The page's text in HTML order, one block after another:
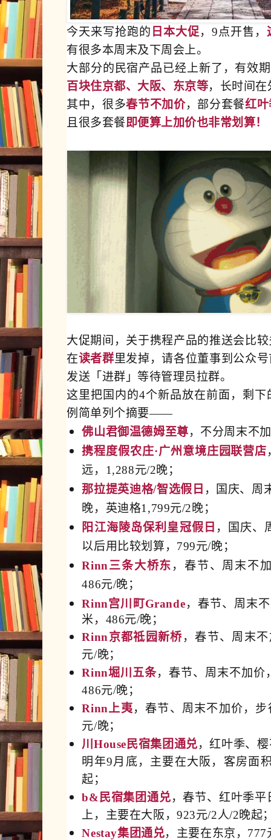
今天来写抢跑的 日本大促 ，9点开售，
有很多本周末及下周会上。
大部分的民宿产品已经上新了，有效
百块住京都、大阪、东京等，长时间
其中，很多春节不加价，部分套餐红
且很多套餐即便算上加价也非常划算！
大促期间，关于携程产品的推送会比
在读者群里发掉，请各位董事到公众
发送「进群」等待管理员拉群。
这里把国内的4个新品放在前面，剩
例简单列个摘要——
佛山君御温德姆至尊，不分周末不
携程度假农庄·广州意境庄园联营店
远，1,288元/2晚；
那拉提英迪格/智选假日 ，国庆、周
晚，英迪格1,799元/2晚；
阳江海陵岛保利皇冠假日 ，国庆、
以后用比较划算，799元/晚；
Rinn三条大桥东 ，春节、周末不
486元/晚；
Rinn宫川町Grande，春节、周末
米， 486元/晚；
Rinn京都祗园新桥，春节、周末
元/晚；
Rinn堀川五条，春节、周末不加价
486元/晚；
Rinn上夷，春节、周末不加价，
元/晚；
川House民宿集团通兑，红叶季、
明年9月底，主要在大阪，客房面
起；
b&民宿集团通兑，春节、红叶季
上，主要在大阪，923元/2人/2晚起
Nestay集团通兑，主要在东京，